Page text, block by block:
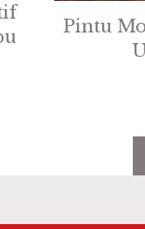
Pintu